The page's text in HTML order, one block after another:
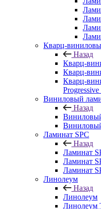
Кварц-
Назад
Кварц-
Кварц-
Кварц-
Виниловый
Назад
Ламинат SPC
Назад
Ламинат
Ламинат
Ламинат
Линолеум
Назад
Линолеум
Линолеум